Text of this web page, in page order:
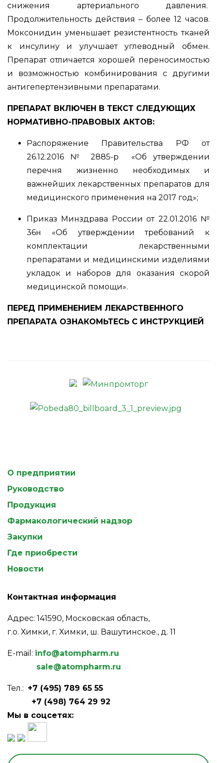
снижения артериального давления.
Продолжительность действия – более 12 часов.
Моксонидин уменьшает резистентность тканей
к инсулину и улучшает углеводный обмен.
Препарат отличается хорошей переносимостью
и возможностью комбинирования с другими
антигепертензивными препаратами.
ПРЕПАРАТ ВКЛЮЧЕН В ТЕКСТ СЛЕДУЮЩИХ
НОРМАТИВНО-ПРАВОВЫХ АКТОВ:
Распоряжение Правительства РФ от
26.12.2016 № 2885-р «Об утверждении
перечня жизненно необходимых и
важнейших лекарственных препаратов для
медицинского применения на 2017 год»;
Приказ Минздрава России от 22.01.2016 №
36н «Об утверждении требований к
комплектации лекарственными
препаратами и медицинскими изделиями
укладок и наборов для оказания скорой
медицинской помощи».
ПЕРЕД ПРИМЕНЕНИЕМ ЛЕКАРСТВЕННОГО
ПРЕПАРАТА ОЗНАКОМЬТЕСЬ С ИНСТРУКЦИЕЙ
О предприятии
Руководство
Продукция
Фармакологический надзор
Закупки
Где приобрести
Новости
Контактная информация
Адрес: 141590, Московская область,
г.о. Химки, г. Химки, ш. Вашутинское., д. 11
E-mail: info@atompharm.ru
sale@atompharm.ru
Тел.: +7 (495) 789 65 55
+7 (498) 764 29 92
Мы в соцсетях: